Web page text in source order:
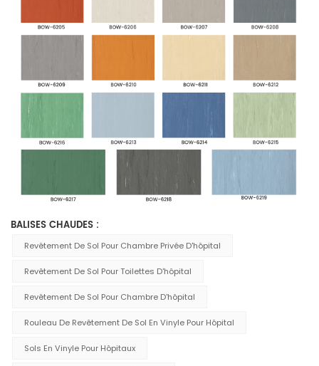
BALISES CHAUDES :
Revêtement De Sol Pour Chambre Privée D'hôpital
Revêtement De Sol Pour Toilettes D'hôpital
Revêtement De Sol Pour Chambre D'hôpital
Rouleau De Revêtement De Sol En Vinyle Pour Hôpital
Sols En Vinyle Pour Hôpitaux